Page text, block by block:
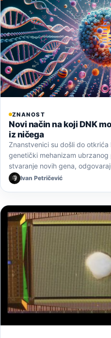
ZNANOST
Novi način na koji DNK
iz ničega
Znanstvenici su došli do
genetički mehanizam ubrzanog
stvaranje novih gena,
Ivan Petričević